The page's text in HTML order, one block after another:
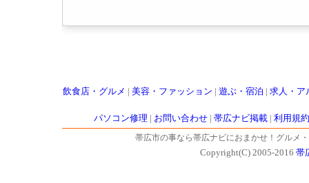
飲食店・グルメ 美容・ファッション 遊ぶ・宿泊 求人・ア
パソコン修理 お問い合わせ| 帯広ナビ掲載| 利用規約
帯広市の事なら帯広ナビにおまかせ！グルメ
Copyright(C) 2005-2016 帯